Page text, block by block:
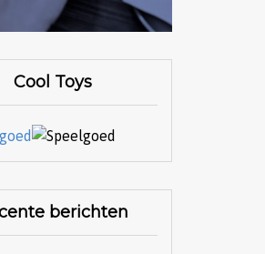
Cool Toys
berichten